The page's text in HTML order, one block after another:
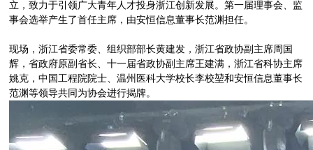
立，致力于引领广大青年人才投身浙江创新发展。第一届理事会、监
事会选举产生了首任主席，由安恒信息董事长范渊担任。
现场，浙江省委常委、组织部部长黄建发，浙江省政协副主席周国
辉，省政府原副省长、十一届省政协副主席王建满，浙江省科协主席
姚克，中国工程院院士、温州医科大学校长李校堃和安恒信息董事长
范渊等领导共同为协会进行揭牌。